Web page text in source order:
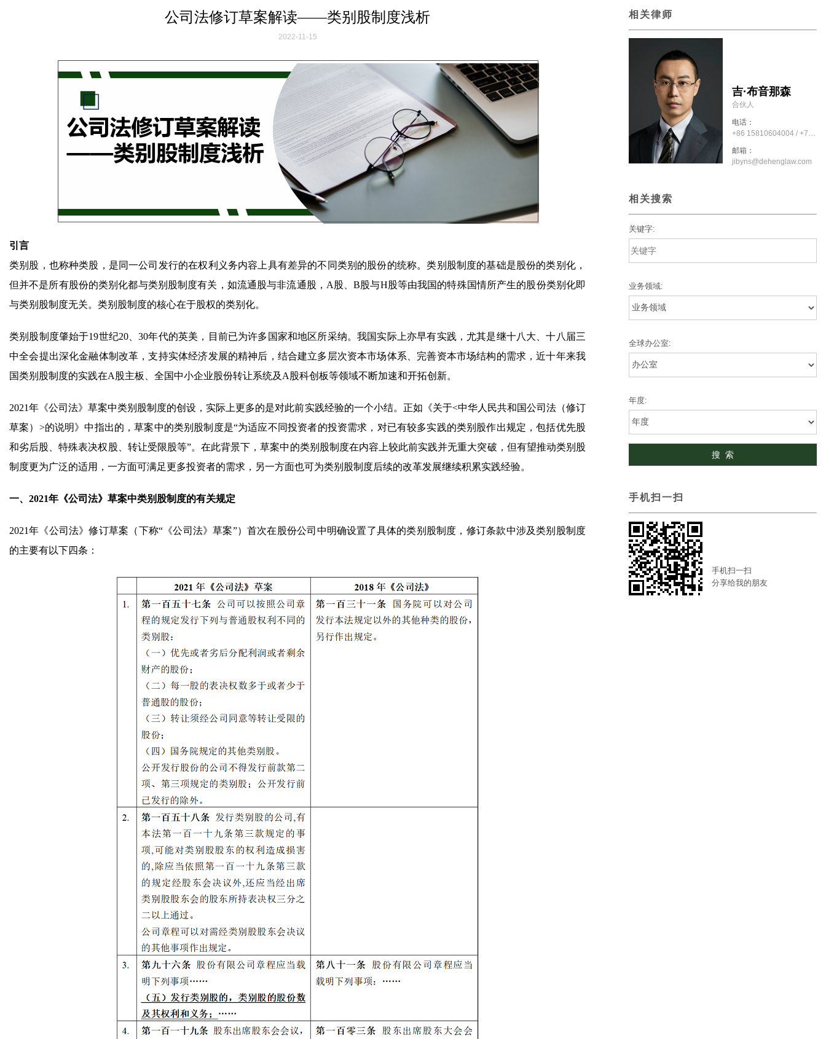
公司法修订草案解读——类别股制度浅析
2022-11-15
引言
类别股，也称种类股，是同一公司发行的在权利义务内容上具有差异的不同类别的股份的统称。类别股制度的基础是股份的类别化，
但并不是所有股份的类别化都与类别股制度有关，如流通股与非流通股，A股、B股与H股等由我国的特殊国情所产生的股份类别化即
与类别股制度无关。类别股制度的核心在于股权的类别化。
类别股制度肇始于19世纪20、30年代的英美，目前已为许多国家和地区所采纳。我国实际上亦早有实践，尤其是继十八大、十八届三
中全会提出深化金融体制改革，支持实体经济发展的精神后，结合建立多层次资本市场体系、完善资本市场结构的需求，近十年来我
国类别股制度的实践在A股主板、全国中小企业股份转让系统及A股科创板等领域不断加速和开拓创新。
2021年《公司法》草案中类别股制度的创设，实际上更多的是对此前实践经验的一个小结。正如《关于<中华人民共和国公司法（修订
草案）>的说明》中指出的，草案中的类别股制度是“为适应不同投资者的投资需求，对已有较多实践的类别股作出规定，包括优先股
和劣后股、特殊表决权股、转让受限股等”。在此背景下，草案中的类别股制度在内容上较此前实践并无重大突破，但有望推动类别股
制度更为广泛的适用，一方面可满足更多投资者的需求，另一方面也可为类别股制度后续的改革发展继续积累实践经验。
一、2021年《公司法》草案中类别股制度的有关规定
2021年《公司法》修订草案（下称“《公司法》草案”）首次在股份公司中明确设置了具体的类别股制度，修订条款中涉及类别股制度
的主要有以下四条：
相关律师
吉·布音那森
合伙人
电话：
+86 15810604004 / +7 702 988 4004
邮箱：
jibyns@dehenglaw.com
相关搜索
关键字:
业务领域:
全球办公室:
年度:
手机扫一扫
手机扫一扫
分享给我的朋友